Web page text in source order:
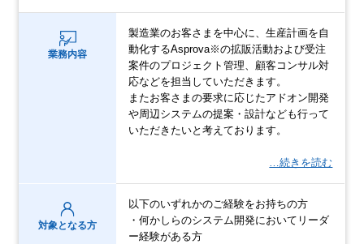
業務内容
製造業のお客さまを中心に、生産計画を自
動化するAsprova※の拡販活動および受注
案件のプロジェクト管理、顧客コンサル対
応などを担当していただきます。
またお客さまの要求に応じたアドオン開発
や周辺システムの提案・設計なども行って
いただきたいと考えております。
…続きを読む
対象となる方
以下のいずれかのご経験をお持ちの方
・何かしらのシステム開発においてリーダ
ー経験がある方